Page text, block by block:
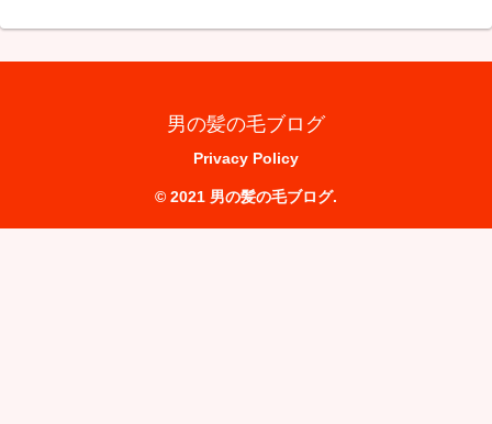
男の髪の毛ブログ
Privacy Policy
© 2021 男の髪の毛ブログ.